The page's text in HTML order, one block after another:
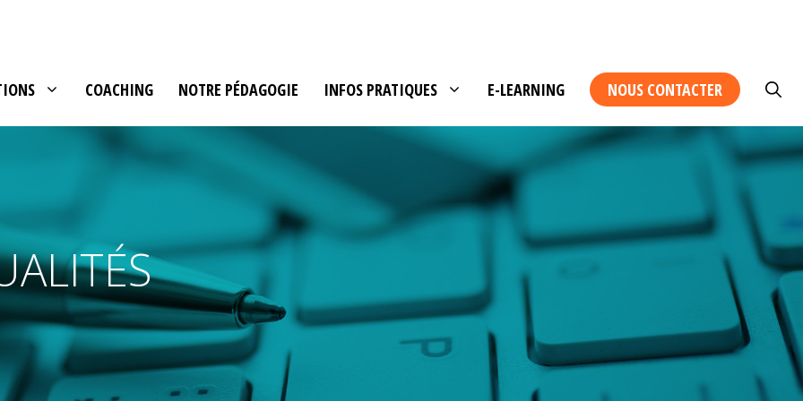
COACHING NOTRE PÉDAGOGIE INFOS PRATIQUES E-LEARNING NOUS CONTACTER